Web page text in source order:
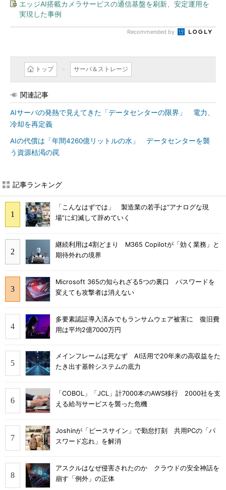
エッジAI搭載カメラサービスの通信基盤を刷新、安定運用を
実現した事例
Recommended by
トップ サーバ＆ストレージ
関連記事
AIサーバの発熱で見えてきた「データセンターの限界」 電力、
冷却を再定義
AIの代償は「年間4260億リットルの水」 データセンターを襲
う資源枯渇の罠
記事ランキング
「こんなはずでは」 製造業の若手は“アナログな現
場”に幻滅して辞めていく
継続利用は4割どまり M365 Copilotが「効く業務」と
期待外れの境界
Microsoft 365の知られざる5つの裏口 パスワードを
変えても攻撃者は消えない
多要素認証導入済みでもランサムウェア被害に 復旧費
用は平均2億7000万円
メインフレームは死なず AI活用で20年来の高収益をた
たき出す基幹システムの底力
「COBOL」「JCL」計7000本のAWS移行 2000社を支
える給与サービスを襲った危機
Joshinが「ピースサイン」で勤怠打刻 共用PCの「パ
スワード忘れ」を解消
アスクルはなぜ侵害されたのか クラウドの安全神話を
崩す「例外」の正体